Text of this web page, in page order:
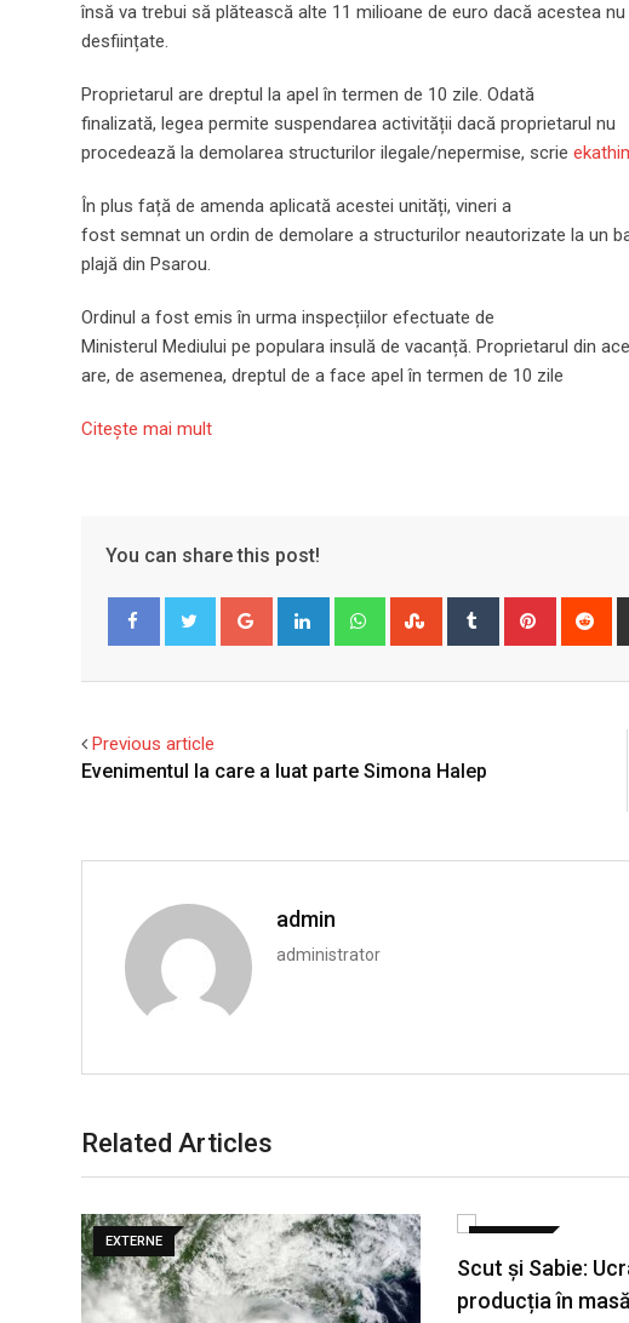
însă va trebui să plătească alte 11 milioane de euro dacă acestea
desființate.
Proprietarul are dreptul la apel în termen de 10 zile. Odată
finalizată, legea permite suspendarea activității dacă proprietarul nu
procedează la demolarea structurilor ilegale/nepermise, scrie
În plus față de amenda aplicată acestei unități, vineri a
fost semnat un ordin de demolare a structurilor neautorizate la un
plajă din Psarou.
Ordinul a fost emis în urma inspecțiilor efectuate de
Ministerul Mediului pe populara insulă de vacanță. Proprietarul din
are, de asemenea, dreptul de a face apel în termen de 10 zile
Citeşte mai mult
You can share this post!
Google+ LinkedIn WhatsappStumbleUpon
Tumblr Pinterest
Previous article
Evenimentul la care a luat parte Simona Halep
admin
administrator
Related Articles
EXTERNE
Scut și Sabie:
producția în